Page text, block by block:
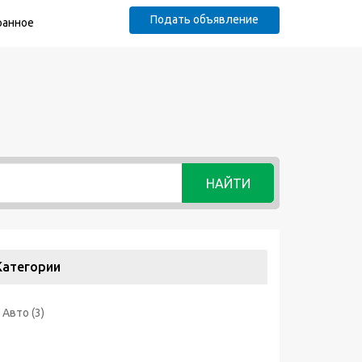
Подать объявление
НАЙТИ
Авто (3)